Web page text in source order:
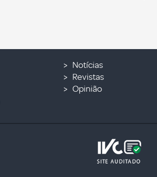
Notícias
Revistas
Opinião